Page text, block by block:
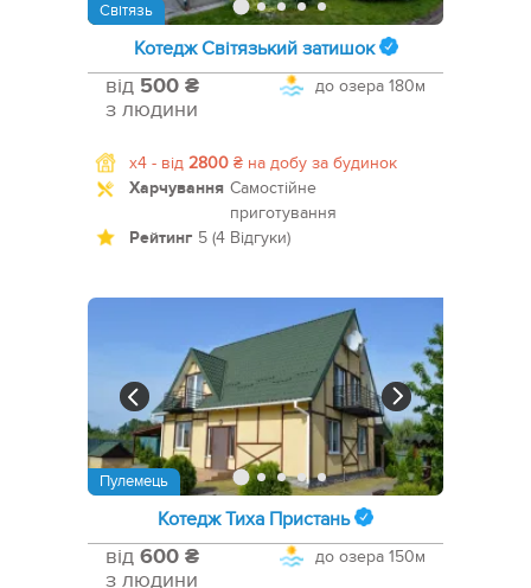
Світязь
Котедж Світязький затишок
до озера 180м
від 500 ₴
з людини
x4 - від 2800 ₴ на добу за будинок
Харчування Самостійне
приготування
Рейтинг 5 (4 Відгуки)
Пулемець
Котедж Тиха Пристань
до озера 150м
від 600 ₴
з людини